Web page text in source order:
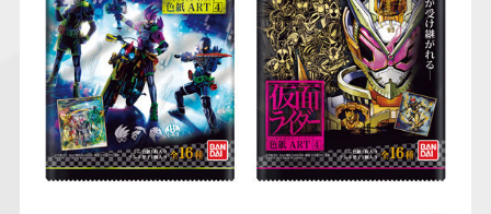
仮面ライダーシリー
ズ
ガンダムシリーズ アンパンマン
キャラパキ
にふぉるめーしょん
＆スクエアシール
ポケモンスケールワ
ールド